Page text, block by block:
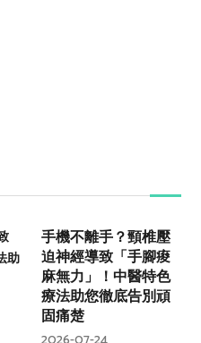
手機不離手？頸椎壓
迫神經導致「手腳痠
麻無力」！中醫特色
療法助您徹底告別頑
固痛楚